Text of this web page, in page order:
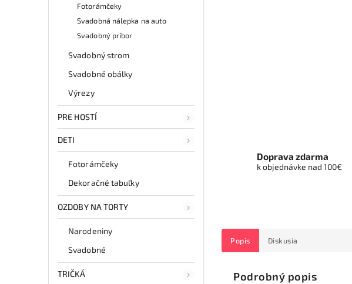
Fotorámčeky
Svadobná nálepka na auto
Svadobný príbor
Svadobný strom
Svadobné obálky
Výrezy
PRE HOSTÍ
DETI
Fotorámčeky
Dekoračné tabuľky
OZDOBY NA TORTY
Narodeniny
Svadobné
TRIČKÁ
Doprava zdarma
k objednávke nad 100€
Popis Diskusia
Podrobný popis